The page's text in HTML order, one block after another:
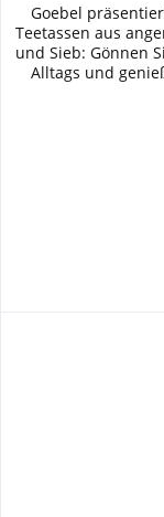
Goebel
Teetassen aus
und Sieb: Gönnen
Alltags und